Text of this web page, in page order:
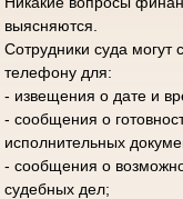
выясняются.
Сотрудники суда могут
телефону для:
- извещения о дате и
- сообщения о
исполнительных
- сообщения о
судебных дел;